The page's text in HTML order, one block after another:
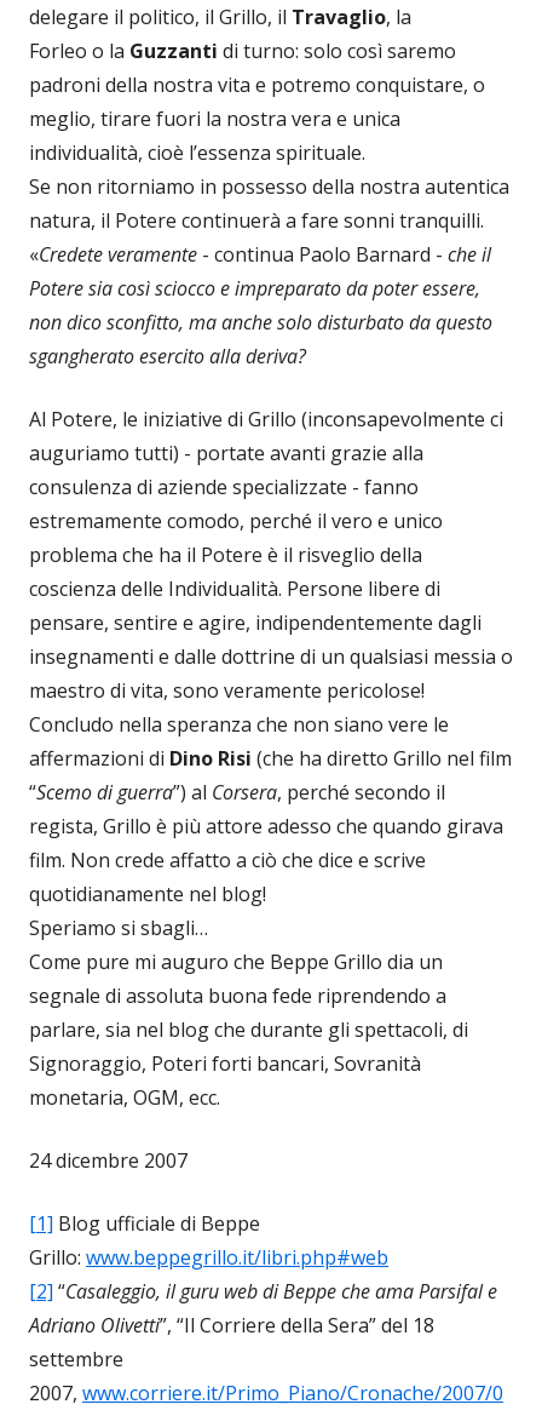
delegare il politico, il Grillo, il Travaglio, la
Forleo o la Guzzanti di turno: solo così saremo
padroni della nostra vita e potremo conquistare, o
meglio, tirare fuori la nostra vera e unica
individualità, cioè l’essenza spirituale.
Se non ritorniamo in possesso della nostra autentica
natura, il Potere continuerà a fare sonni tranquilli.
«Credete veramente - continua Paolo Barnard - che il
Potere sia così sciocco e impreparato da poter essere,
non dico sconfitto, ma anche solo disturbato da questo
sgangherato esercito alla deriva?
Al Potere, le iniziative di Grillo (inconsapevolmente ci
auguriamo tutti) - portate avanti grazie alla
consulenza di aziende specializzate - fanno
estremamente comodo, perché il vero e unico
problema che ha il Potere è il risveglio della
coscienza delle Individualità. Persone libere di
pensare, sentire e agire, indipendentemente dagli
insegnamenti e dalle dottrine di un qualsiasi messia o
maestro di vita, sono veramente pericolose!
Concludo nella speranza che non siano vere le
affermazioni di Dino Risi (che ha diretto Grillo nel film
“Scemo di guerra”) al Corsera, perché secondo il
regista, Grillo è più attore adesso che quando girava
film. Non crede affatto a ciò che dice e scrive
quotidianamente nel blog!
Speriamo si sbagli…
Come pure mi auguro che Beppe Grillo dia un
segnale di assoluta buona fede riprendendo a
parlare, sia nel blog che durante gli spettacoli, di
Signoraggio, Poteri forti bancari, Sovranità
monetaria, OGM, ecc.
24 dicembre 2007
[1] Blog ufficiale di Beppe
Grillo: www.beppegrillo.it/libri.php#web
[2] “Casaleggio, il guru web di Beppe che ama Parsifal e
Adriano Olivetti”, “Il Corriere della Sera” del 18
settembre
2007, www.corriere.it/Primo_Piano/Cronache/2007/0